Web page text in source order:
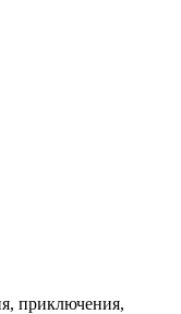
приключения,